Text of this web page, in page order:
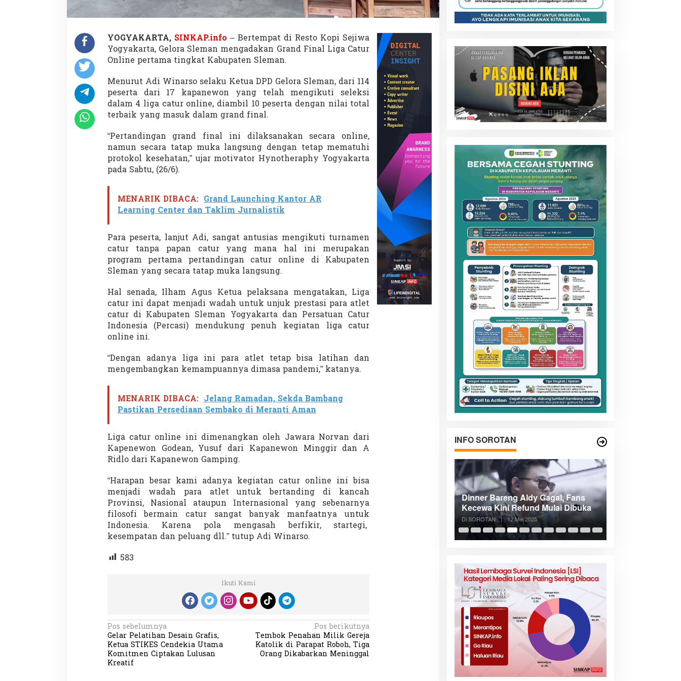
r
n
l
YOGYAKARTA, SINKAP.info – Bertempat di Resto Kopi Sejiwa
Yogyakarta, Gelora Sleman mengadakan Grand Final Liga Catur
Online pertama tingkat Kabupaten Sleman.
Menurut Adi Winarso selaku Ketua DPD Gelora Sleman, dari 114
peserta dari 17 kapanewon yang telah mengikuti seleksi
dalam 4 liga catur online, diambil 10 peserta dengan nilai total
terbaik yang masuk dalam grand final.
“Pertandingan grand final ini dilaksanakan secara online,
namun secara tatap muka langsung dengan tetap mematuhi
protokol kesehatan,” ujar motivator Hynotheraphy Yogyakarta
pada Sabtu, (26/6).
MENARIK DIBACA: Grand Launching Kantor AR
Learning Center dan Taklim Jurnalistik
Para peserta, lanjut Adi, sangat antusias mengikuti turnamen
catur tanpa papan catur yang mana hal ini merupakan
program pertama pertandingan catur online di Kabupaten
Sleman yang secara tatap muka langsung.
Hal senada, Ilham Agus Ketua pelaksana mengatakan, Liga
catur ini dapat menjadi wadah untuk unjuk prestasi para atlet
catur di Kabupaten Sleman Yogyakarta dan Persatuan Catur
Indonesia (Percasi) mendukung penuh kegiatan liga catur
online ini.
“Dengan adanya liga ini para atlet tetap bisa latihan dan
mengembangkan kemampuannya dimasa pandemi,” katanya.
MENARIK DIBACA: Jelang Ramadan, Sekda Bambang
Pastikan Persediaan Sembako di Meranti Aman
Liga catur online ini dimenangkan oleh Jawara Norvan dari
Kapenewon Godean, Yusuf dari Kapanewon Minggir dan A
Ridlo dari Kapanewon Gamping.
“Harapan besar kami adanya kegiatan catur online ini bisa
menjadi wadah para atlet untuk bertanding di kancah
Provinsi, Nasional ataupun Internasional yang sebenarnya
filosofi bermain catur sangat banyak manfaatnya untuk
Indonesia. Karena pola mengasah berfikir, startegi,
kesempatan dan peluang dll.” tutup Adi Winarso.
583
Ikuti Kami
N
a
v
Pos sebelumnya
Gelar Pelatihan Desain Grafis,
Ketua STIKES Cendekia Utama
Komitmen Ciptakan Lulusan
Kreatif
Pos berikutnya
Tembok Penahan Milik Gereja
Katolik di Parapat Roboh, Tiga
Orang Dikabarkan Meninggal
INFO SOROTAN
Demonstrasi Gen-Z Guncang
Nepal, PM Mundur Mendadak
Setelah Gedung Parlemen Dibakar
12 September 2025
Menteri Nusron: Patok Batas Tanah
Cegah Konflik dan Dukung
Penataan Ruang
Di NASIONAL, SOROTAN | 8 Agustus 2025
Rekognisi Sejarah Kerajaan Siak
dan Harapan Daerah Istimewa Riau
Di KOLOM, Opini, SOROTAN
Dinner Bareng Aldy Gagal, Fans
Kecewa Kini Refund Mulai Dibuka
Di SOROTAN | 12 Mei 2025